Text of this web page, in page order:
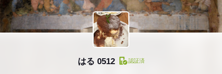
はる 0512 認証済